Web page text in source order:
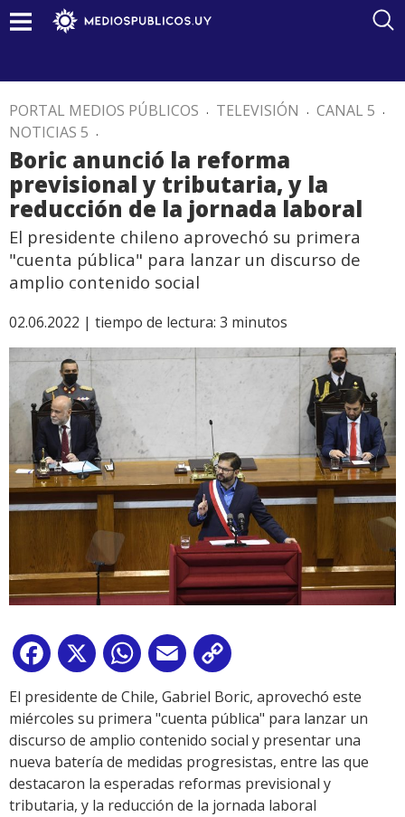
PORTAL MEDIOS PÚBLICOS . TELEVISIÓN . CANAL 5 .
NOTICIAS 5 .
Boric anunció la reforma
previsional y tributaria, y la
reducción de la jornada laboral
El presidente chileno aprovechó su primera
"cuenta pública" para lanzar un discurso de
amplio contenido social
02.06.2022 | tiempo de lectura: 3 minutos
Facebook
X WhatsApp
Email
Link
El presidente de Chile, Gabriel Boric, aprovechó este
miércoles su primera "cuenta pública" para lanzar un
discurso de amplio contenido social y presentar una
nueva batería de medidas progresistas, entre las que
destacaron la esperadas reformas previsional y
tributaria, y la reducción de la jornada laboral